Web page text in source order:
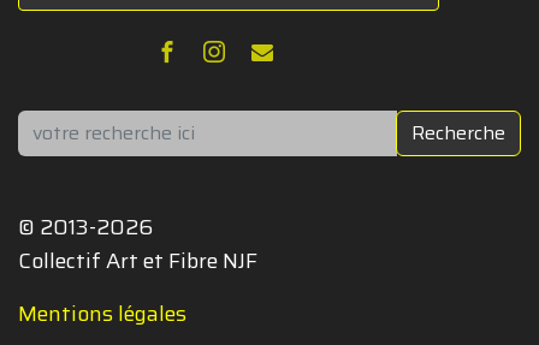
Rechercher Recherche
© 2013-2026
Collectif Art et Fibre NJF
Mentions légales